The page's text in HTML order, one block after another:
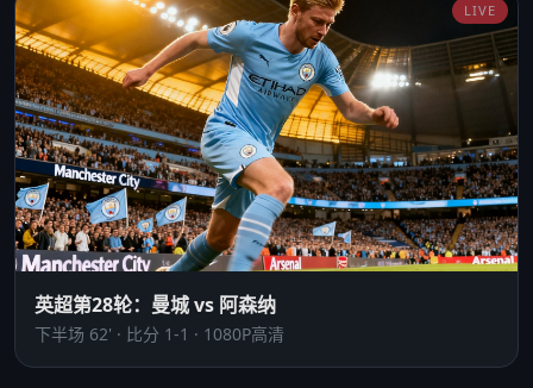
LIVE
英超第28轮：曼城 vs 阿森纳
下半场 62' · 比分 1-1 · 1080P高清